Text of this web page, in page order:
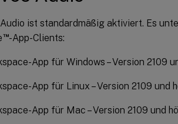
ist standardmäßig aktiviert. Es
™-App-Clients:
App für Windows – Version 2109
App für Linux – Version 2109 und
App für Mac – Version 2109 und